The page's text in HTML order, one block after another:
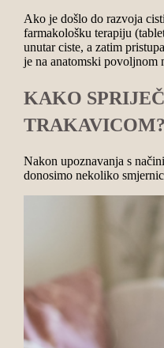
Ako je došlo do razvoja
farmakološku terapiju
unutar ciste, a zatim
je na anatomski povoljnom
KAKO
TRAKAVICOM?
Nakon upoznavanja s
donosimo nekoliko